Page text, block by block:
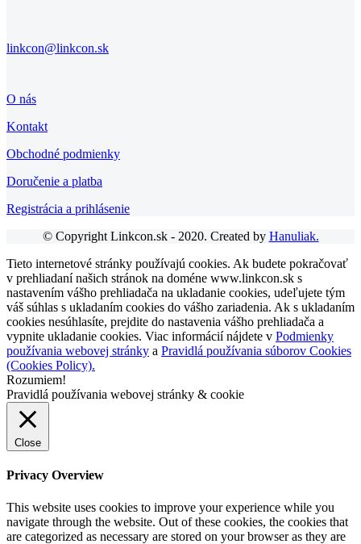
linkcon@linkcon.sk
O nás
Kontakt
Obchodné podmienky
Doručenie a platba
Registrácia a prihlásenie
© Copyright Linkcon.sk - 2020. Created by Hanuliak.
Tieto internetové stránky používajú cookies. Ak budete pokračovať
v prehliadaní našich stránok na doméne www.linkcon.sk s
nastavením vášho prehliadača na ukladanie cookies, udeľujete tým
váš súhlas s ukladaním cookies do vášho zariadenia. Ak s ukladaním
cookies nesúhlasíte, prejdite do nastavenia vášho prehliadača a
vypnite ukladanie cookies. Viac informácií nájdete v Podmienky
používania webovej stránky a Pravidlá používania súborov Cookies
(Cookies Policy).
Rozumiem!
Pravidlá používania webovej stránky & cookie
Close
Privacy Overview
This website uses cookies to improve your experience while you
navigate through the website. Out of these cookies, the cookies that
are categorized as necessary are stored on your browser as they are